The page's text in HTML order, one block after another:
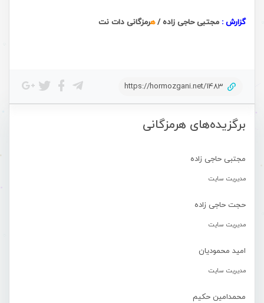
برگزیده‌های هرمزگانی
مجتبی حاجی زاده
مدیریت سایت
حجت حاجی زاده
مدیریت سایت
امید محمودیان
مدیریت سایت
محمدامین حکیم
گزارش : مجتبی حاجی زاده /هرمزگانی دات نت
https://hormozgani.net/1483